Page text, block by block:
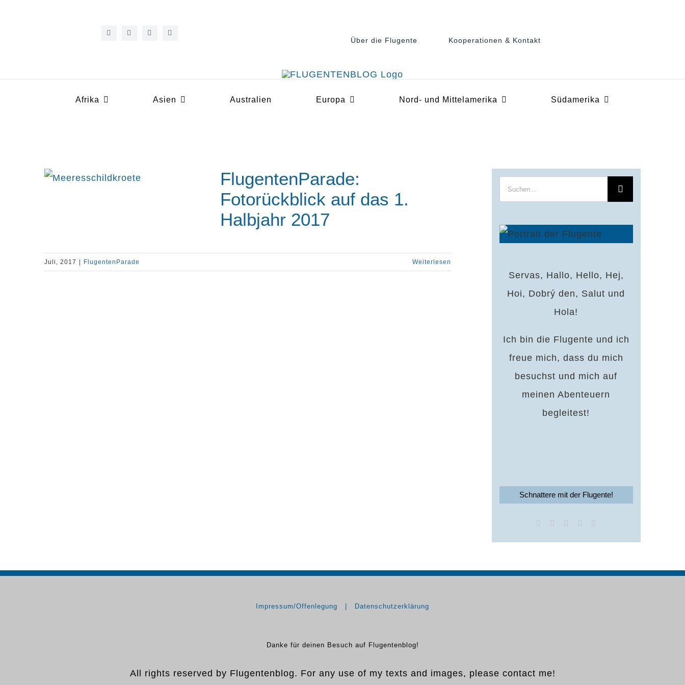
Über die Flugente Kooperationen & Kontakt
Afrika Asien Australien Europa Nord- und Mittelamerika Südamerika
FlugentenParade:
Fotorückblick auf das 1.
Halbjahr 2017
Juli, 2017 FlugentenParade Weiterlesen
Suche
nach:
Servas, Hallo, Hello, Hej,
Hoi, Dobrý den, Salut und
Hola!
Ich bin die Flugente und ich
freue mich, dass du mich
besuchst und mich auf
meinen Abenteuern
begleitest!
Schnattere mit der Flugente!
Impressum/Offenlegung Datenschutzerklärung
Danke für deinen Besuch auf Flugentenblog!
All rights reserved by Flugentenblog. For any use of my texts and images, please contact me!